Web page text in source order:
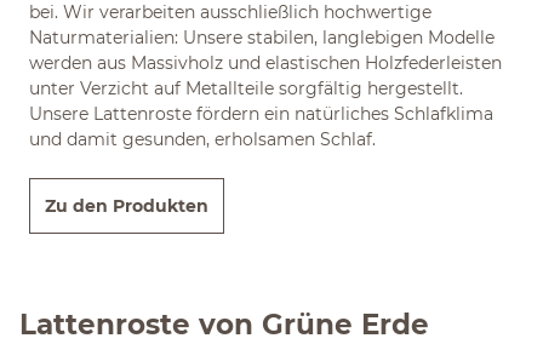
bei. Wir verarbeiten ausschließlich hochwertige
Naturmaterialien: Unsere stabilen, langlebigen Modelle
werden aus Massivholz und elastischen Holzfederleisten
unter Verzicht auf Metallteile sorgfältig hergestellt.
Unsere Lattenroste fördern ein natürliches Schlafklima
und damit gesunden, erholsamen Schlaf.
Zu den Produkten
Lattenroste von Grüne Erde